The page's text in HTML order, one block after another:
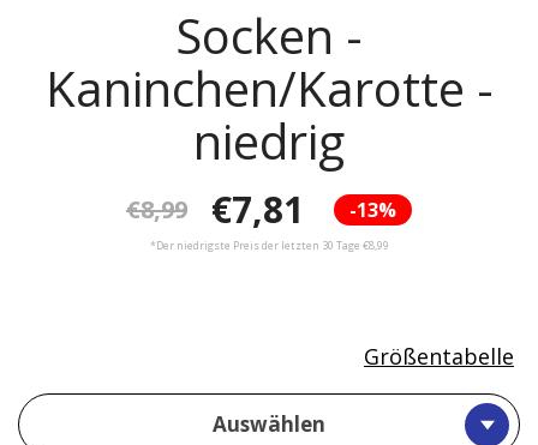
Socken -
Kaninchen/Karotte -
niedrig
-13%
€8,99 €7,81
*Der niedrigste Preis der letzten 30 Tage €8,99
Auswählen
Größentabelle